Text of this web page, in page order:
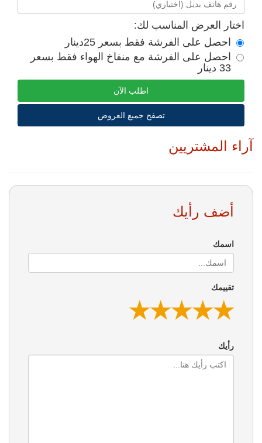
اختار العرض المناسب لك:
احصل على الفرشة فقط بسعر 25دينار
احصل على الفرشة مع منفاخ الهواء فقط بسعر
33 دينار
اطلب الآن
تصفح جميع العروض
آراء المشتريين
أضف رأيك
اسمك
تقييمك
★
★
★★
★
★ ★
★
★
★ ★
★
★
★
★
رأيك